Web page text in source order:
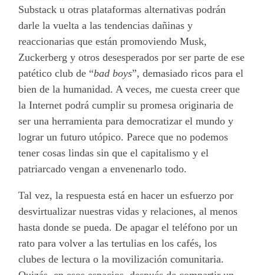
Substack u otras plataformas alternativas podrán
darle la vuelta a las tendencias dañinas y
reaccionarias que están promoviendo Musk,
Zuckerberg y otros desesperados por ser parte de ese
patético club de “bad boys”, demasiado ricos para el
bien de la humanidad. A veces, me cuesta creer que
la Internet podrá cumplir su promesa originaria de
ser una herramienta para democratizar el mundo y
lograr un futuro utópico. Parece que no podemos
tener cosas lindas sin que el capitalismo y el
patriarcado vengan a envenenarlo todo.
Tal vez, la respuesta está en hacer un esfuerzo por
desvirtualizar nuestras vidas y relaciones, al menos
hasta donde se pueda. De apagar el teléfono por un
rato para volver a las tertulias en los cafés, los
clubes de lectura o la movilización comunitaria.